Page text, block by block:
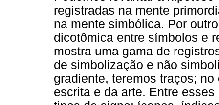
registradas na mente
na mente simbólica. Por
dicotômica entre símbolos e
mostra uma gama de
de simbolização e não
gradiente, teremos traços;
escrita e da arte. Entre